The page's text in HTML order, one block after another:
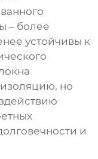
– более
устойчивы к
но
и